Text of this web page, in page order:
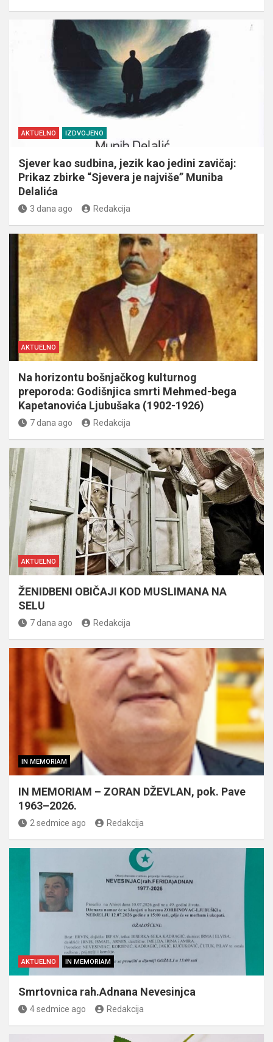
AKTUELNO IZDVOJENO
Sjever kao sudbina, jezik kao jedini zavičaj:
Prikaz zbirke “Sjevera je najviše” Muniba
Delalića
3 dana ago Redakcija
AKTUELNO
Na horizontu bošnjačkog kulturnog
preporoda: Godišnjica smrti Mehmed-bega
Kapetanovića Ljubušaka (1902-1926)
7 dana ago Redakcija
AKTUELNO
ŽENIDBENI OBIČAJI KOD MUSLIMANA NA
SELU
7 dana ago Redakcija
IN MEMORIAM
IN MEMORIAM – ZORAN DŽEVLAN, pok. Pave
1963–2026.
2 sedmice ago Redakcija
AKTUELNO IN MEMORIAM
Smrtovnica rah.Adnana Nevesinjca
4 sedmice ago Redakcija